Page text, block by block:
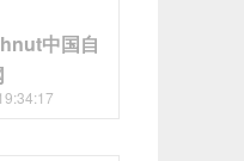
中国自